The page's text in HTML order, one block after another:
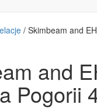
/ Skimbeam and
and
Pogorii